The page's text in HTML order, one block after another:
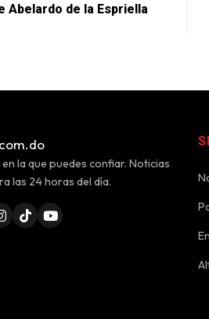
Abelardo de la Espriella
la que puedes confiar. Noticias
las 24 horas del día.